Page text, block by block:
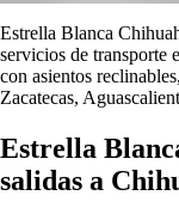
Estrella Blanca
servicios de transporte
con asientos
Zacatecas,
Estrella
salidas a